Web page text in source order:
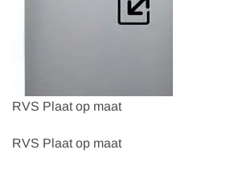
RVS Plaat op maat
RVS Plaat op maat